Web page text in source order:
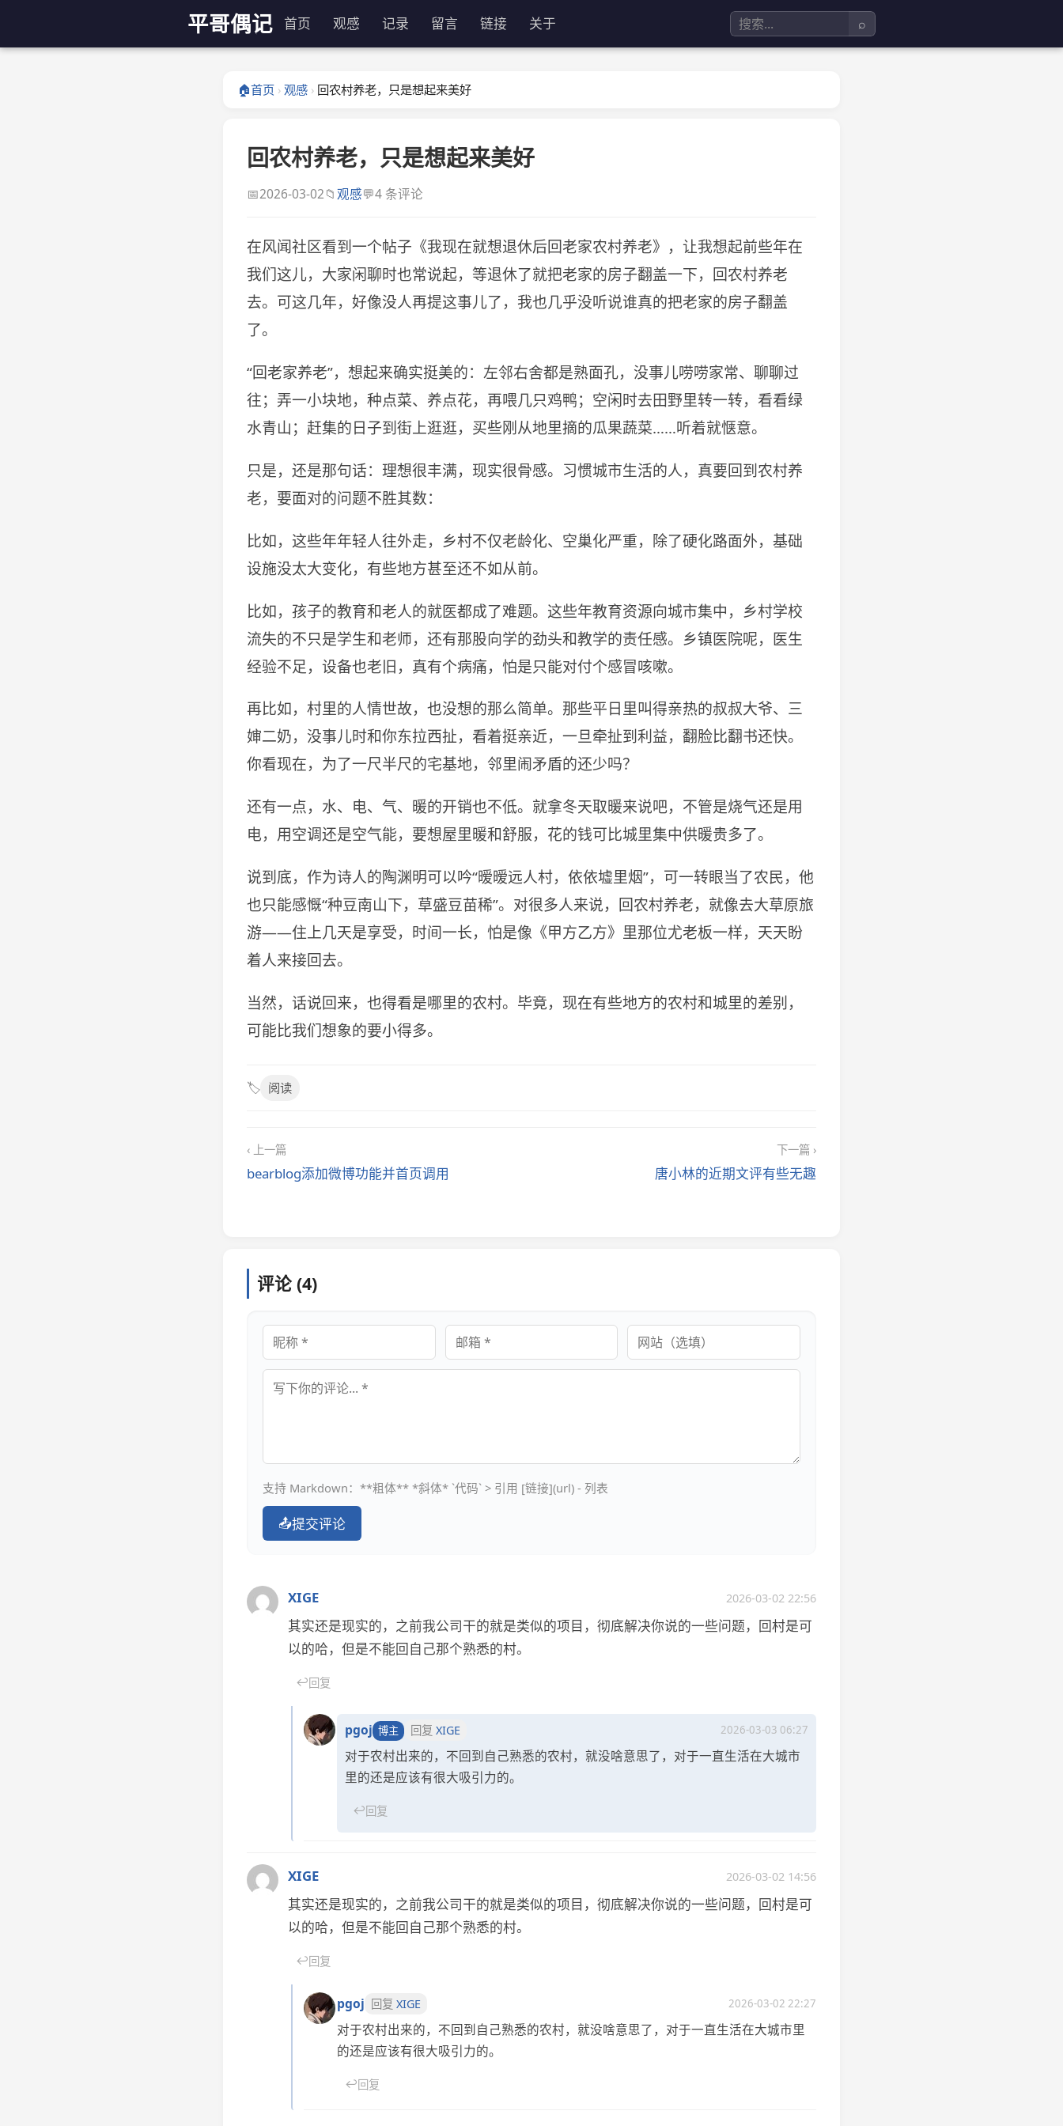
平哥偶记 首页 观感 记录 留言 链接 关于 ⌕
🏠首页 › 观感 › 回农村养老，只是想起来美好
回农村养老，只是想起来美好
📅2026-03-02📁观感💬4 条评论
在风闻社区看到一个帖子《我现在就想退休后回老家农村养老》，让我想起前些年在
我们这儿，大家闲聊时也常说起，等退休了就把老家的房子翻盖一下，回农村养老
去。可这几年，好像没人再提这事儿了，我也几乎没听说谁真的把老家的房子翻盖
了。
“回老家养老”，想起来确实挺美的：左邻右舍都是熟面孔，没事儿唠唠家常、聊聊过
往；弄一小块地，种点菜、养点花，再喂几只鸡鸭；空闲时去田野里转一转，看看绿
水青山；赶集的日子到街上逛逛，买些刚从地里摘的瓜果蔬菜……听着就惬意。
只是，还是那句话：理想很丰满，现实很骨感。习惯城市生活的人，真要回到农村养
老，要面对的问题不胜其数：
比如，这些年年轻人往外走，乡村不仅老龄化、空巢化严重，除了硬化路面外，基础
设施没太大变化，有些地方甚至还不如从前。
比如，孩子的教育和老人的就医都成了难题。这些年教育资源向城市集中，乡村学校
流失的不只是学生和老师，还有那股向学的劲头和教学的责任感。乡镇医院呢，医生
经验不足，设备也老旧，真有个病痛，怕是只能对付个感冒咳嗽。
再比如，村里的人情世故，也没想的那么简单。那些平日里叫得亲热的叔叔大爷、三
婶二奶，没事儿时和你东拉西扯，看着挺亲近，一旦牵扯到利益，翻脸比翻书还快。
你看现在，为了一尺半尺的宅基地，邻里闹矛盾的还少吗？
还有一点，水、电、气、暖的开销也不低。就拿冬天取暖来说吧，不管是烧气还是用
电，用空调还是空气能，要想屋里暖和舒服，花的钱可比城里集中供暖贵多了。
说到底，作为诗人的陶渊明可以吟“暧暧远人村，依依墟里烟”，可一转眼当了农民，他
也只能感慨“种豆南山下，草盛豆苗稀”。对很多人来说，回农村养老，就像去大草原旅
游——住上几天是享受，时间一长，怕是像《甲方乙方》里那位尤老板一样，天天盼
着人来接回去。
当然，话说回来，也得看是哪里的农村。毕竟，现在有些地方的农村和城里的差别，
可能比我们想象的要小得多。
🏷️ 阅读
‹ 上一篇
bearblog添加微博功能并首页调用
下一篇 ›
唐小林的近期文评有些无趣
评论 (4)
昵称 邮箱 网站
评论内容
支持 Markdown：**粗体** *斜体* `代码` > 引用 [链接](url) - 列表
📤提交评论
XIGE 2026-03-02 22:56
其实还是现实的，之前我公司干的就是类似的项目，彻底解决你说的一些问题，回村是可
以的哈，但是不能回自己那个熟悉的村。
↩回复
pgoj 博主 回复 XIGE 2026-03-03 06:27
对于农村出来的，不回到自己熟悉的农村，就没啥意思了，对于一直生活在大城市
里的还是应该有很大吸引力的。
↩回复
XIGE 2026-03-02 14:56
其实还是现实的，之前我公司干的就是类似的项目，彻底解决你说的一些问题，回村是可
以的哈，但是不能回自己那个熟悉的村。
↩回复
pgoj 回复 XIGE 2026-03-02 22:27
对于农村出来的，不回到自己熟悉的农村，就没啥意思了，对于一直生活在大城市里
的还是应该有很大吸引力的。
↩回复